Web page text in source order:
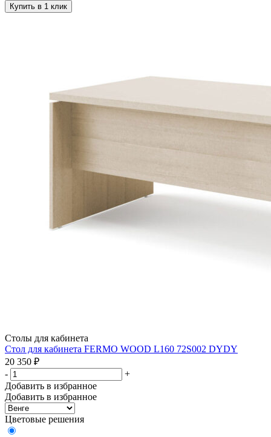
Купить в 1 клик
Столы для кабинета
Стол для кабинета FERMO WOOD L160 72S002 DYDY
20 350 ₽
-
+
Добавить в избранное
Добавить в избранное
Цветовые решения